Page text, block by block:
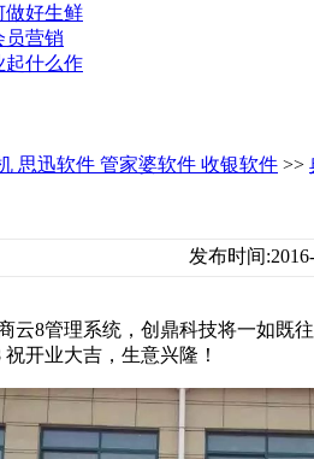
做好生鲜
员营销
起什么作
思迅软件 管家婆软件 收银软件 >>
发布时间
云8管理系统，创鼎科技将一如既
祝开业大吉，生意兴隆！